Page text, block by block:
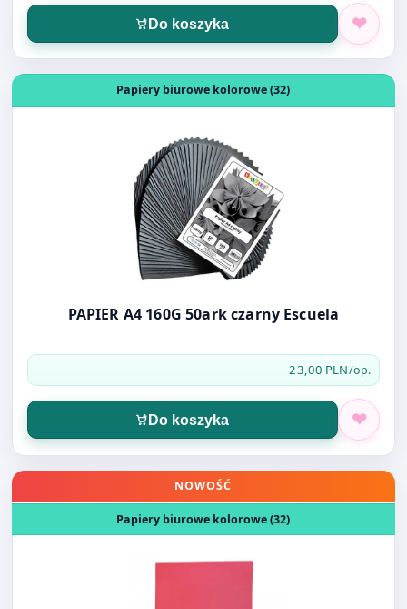
Otwórz produkt: PAPIER A4 160G 50ark czarny Escuela
Papiery biurowe kolorowe (32)
PAPIER A4 160G 50ark czarny Escuela
23,00 PLN
Otwórz produkt: PAPIER O.PEN A4 80G RÓŻOWY 500k
NOWOŚĆ
Papiery biurowe kolorowe (32)